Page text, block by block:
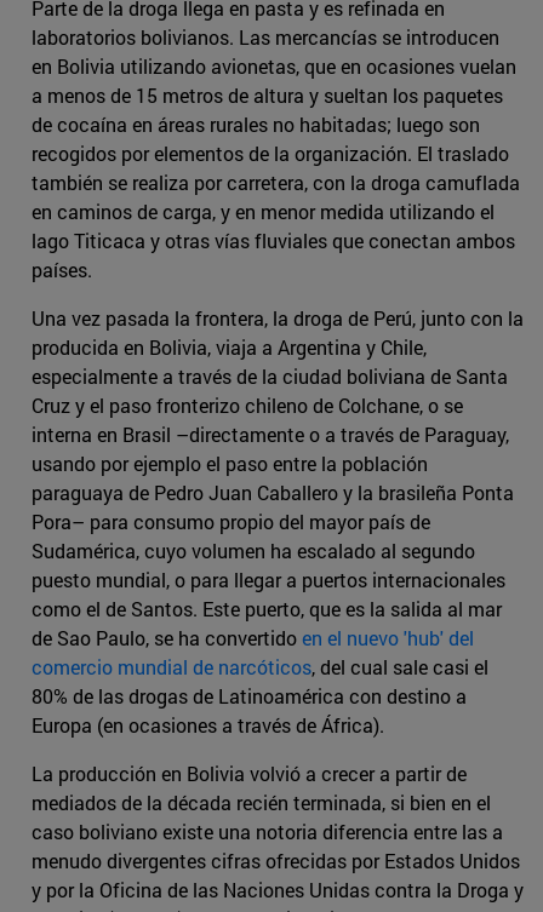
Parte de la droga llega en pasta y es refinada en
laboratorios bolivianos. Las mercancías se introducen
en Bolivia utilizando avionetas, que en ocasiones vuelan
a menos de 15 metros de altura y sueltan los paquetes
de cocaína en áreas rurales no habitadas; luego son
recogidos por elementos de la organización. El traslado
también se realiza por carretera, con la droga camuflada
en caminos de carga, y en menor medida utilizando el
lago Titicaca y otras vías fluviales que conectan ambos
países.
Una vez pasada la frontera, la droga de Perú, junto con la
producida en Bolivia, viaja a Argentina y Chile,
especialmente a través de la ciudad boliviana de Santa
Cruz y el paso fronterizo chileno de Colchane, o se
interna en Brasil –directamente o a través de Paraguay,
usando por ejemplo el paso entre la población
paraguaya de Pedro Juan Caballero y la brasileña Ponta
Pora– para consumo propio del mayor país de
Sudamérica, cuyo volumen ha escalado al segundo
puesto mundial, o para llegar a puertos internacionales
como el de Santos. Este puerto, que es la salida al mar
de Sao Paulo, se ha convertidoen el nuevo 'hub' del
comercio mundial de narcóticos, del cual sale casi el
80% de las drogas de Latinoamérica con destino a
Europa (en ocasiones a través de África).
La producción en Bolivia volvió a crecer a partir de
mediados de la década recién terminada, si bien en el
caso boliviano existe una notoria diferencia entre las a
menudo divergentes cifras ofrecidas por Estados Unidos
y por la Oficina de las Naciones Unidas contra la Droga y